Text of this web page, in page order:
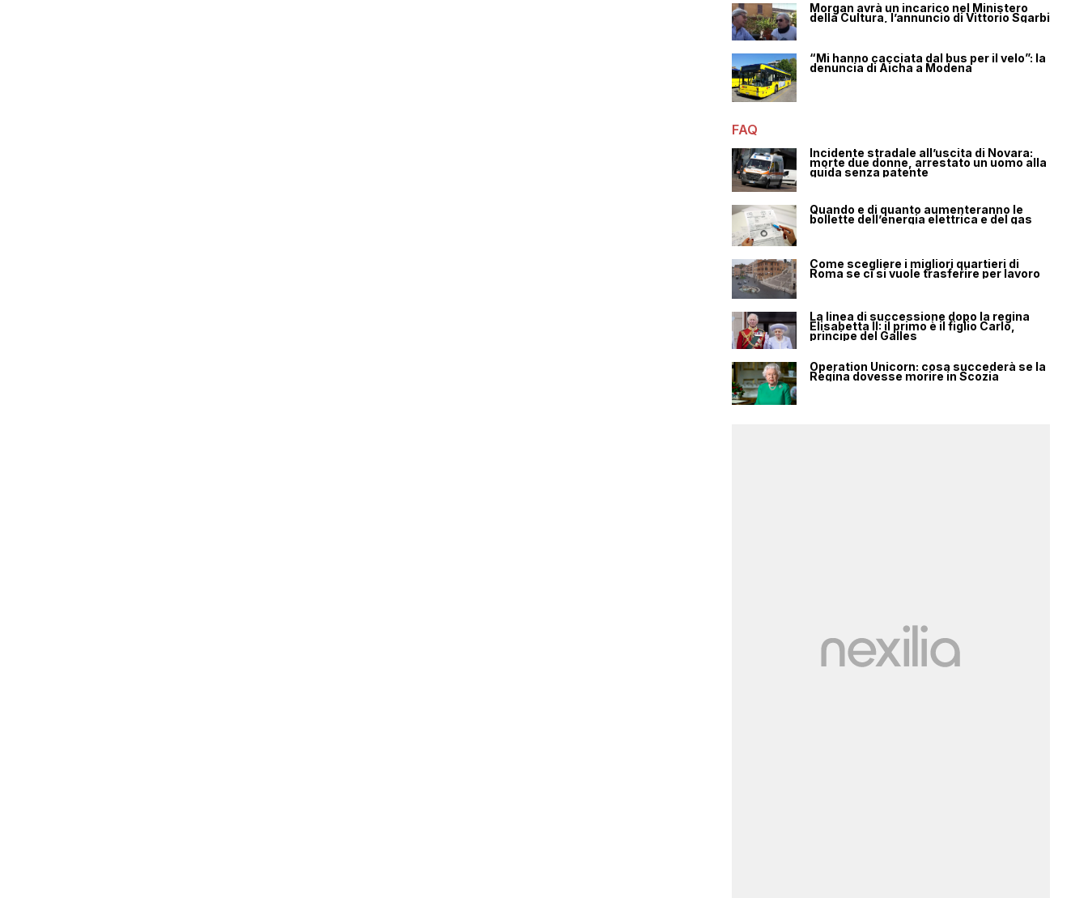
Morgan avrà un incarico nel Ministero
della Cultura, l’annuncio di Vittorio Sgarbi
“Mi hanno cacciata dal bus per il velo”: la
denuncia di Aicha a Modena
FAQ
Incidente stradale all’uscita di Novara:
morte due donne, arrestato un uomo alla
guida senza patente
Quando e di quanto aumenteranno le
bollette dell’energia elettrica e del gas
Come scegliere i migliori quartieri di
Roma se ci si vuole trasferire per lavoro
La linea di successione dopo la regina
Elisabetta II: il primo è il figlio Carlo,
principe del Galles
Operation Unicorn: cosa succederà se la
Regina dovesse morire in Scozia